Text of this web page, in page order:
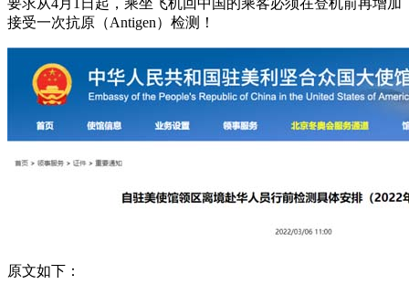
接受一次抗原（Antigen）检测！
原文如下：